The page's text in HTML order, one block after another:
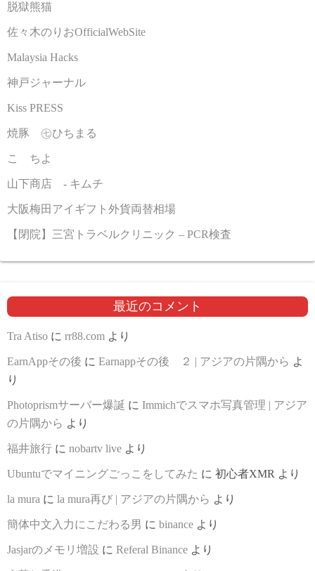
脱獄熊猫
佐々木のりおOfficialWebSite
Malaysia Hacks
神戸ジャーナル
Kiss PRESS
焼豚 ㊆ひちまる
こゝちよ
山下商店 - キムチ
大阪梅田アイギフト外貨両替相場
【閉院】三宮トラベルクリニック – PCR検査
最近のコメント
Tra Atiso に rr88.com より
EarnAppその後 に Earnappその後 ２ | アジアの片隅から よ
り
Photoprismサーバー爆誕 に Immichでスマホ写真管理 | アジア
の片隅から より
福井旅行 に nobartv live より
Ubuntuでマイニングごっこをしてみた に 初心者XMR より
la mura に la mura再び | アジアの片隅から より
簡体中文入力にこだわる男 に binance より
Jasjarのメモリ増設 に Referal Binance より